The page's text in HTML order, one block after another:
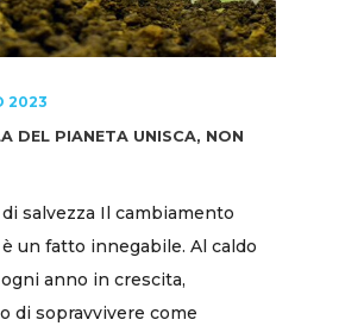
2023
DEL PIANETA UNISCA, NON
salvezza Il cambiamento
un fatto innegabile. Al caldo
anno in crescita,
di sopravvivere come